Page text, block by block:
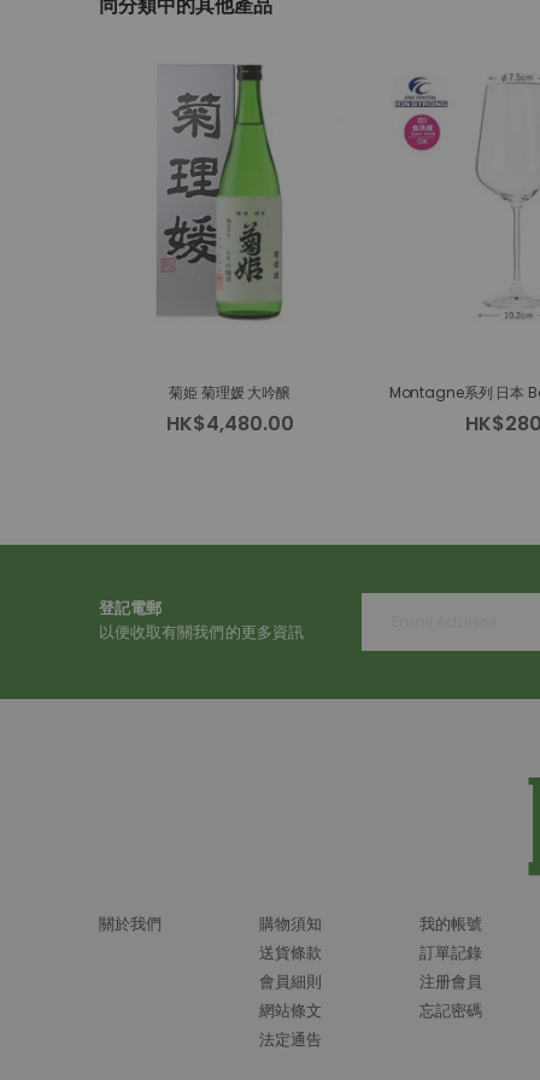
beginning
菊姫 菊理媛 大吟醸
HK$4,480.00
登記電郵
以便收取有關我們的更多資訊
關於我們
購物須知
送貨條款
會員細則
網站條文
法定通告
我的帳號
訂單記錄
注册會員
忘記密碼